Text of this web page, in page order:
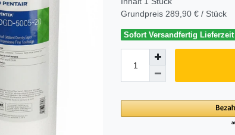
Grundpreis 289,90 € / Stück
Sofort Versandfertig Lieferzeit